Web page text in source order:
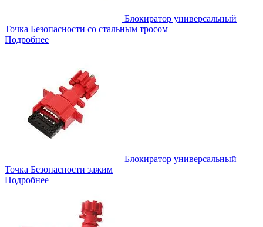
Блокиратор универсальный
Точка Безопасности со стальным тросом
Подробнее
Блокиратор универсальный
Точка Безопасности зажим
Подробнее